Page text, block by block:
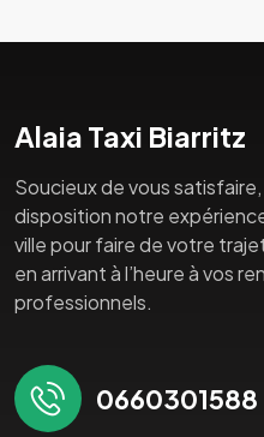
Alaia Taxi Biarritz
Soucieux de vous
disposition notre
ville pour faire de votre
en arrivant à l’heure à vos
professionnels.
0660301588